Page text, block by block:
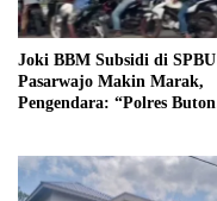
Joki BBM Subsidi di SPBU
Pasarwajo Makin Marak,
Pengendara: “Polres Buton